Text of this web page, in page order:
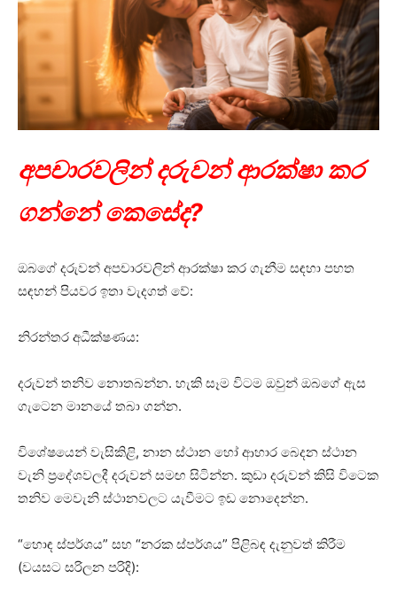
අපචාරවලින් දරුවන් ආරක්ෂා කර
ගන්නේ කෙසේද?
ඔබගේ දරුවන් අපචාරවලින් ආරක්ෂා කර ගැනීම සඳහා පහත
සඳහන් පියවර ඉතා වැදගත් වේ:
නිරන්තර අධීක්ෂණය:
දරුවන් තනිව නොතබන්න. හැකි සෑම විටම ඔවුන් ඔබගේ ඇස
ගැටෙන මානයේ තබා ගන්න.
විශේෂයෙන් වැසිකිළි, නාන ස්ථාන හෝ ආහාර බෙදන ස්ථාන
වැනි ප්‍රදේශවලදී දරුවන් සමඟ සිටින්න. කුඩා දරුවන් කිසි විටෙක
තනිව මෙවැනි ස්ථානවලට යැවීමට ඉඩ නොදෙන්න.
“හොඳ ස්පර්ශය” සහ “නරක ස්පර්ශය” පිළිබඳ දැනුවත් කිරීම
(වයසට සරිලන පරිදි):